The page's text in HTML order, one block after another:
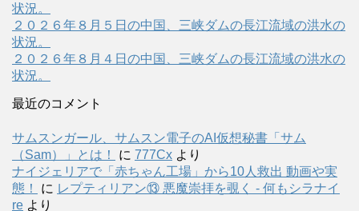
状況。
２０２６年８月５日の中国、三峡ダムの長江流域の洪水の
状況。
２０２６年８月４日の中国、三峡ダムの長江流域の洪水の
状況。
最近のコメント
サムスンガール、サムスン電子のAI仮想秘書「サム
（Sam）」とは！
に 777Cx より
ナイジェリアで「赤ちゃん工場」から10人救出 動画や実
態！
に レプティリアン⑬ 悪魔崇拝を覗く - 何もシラナイ
re より